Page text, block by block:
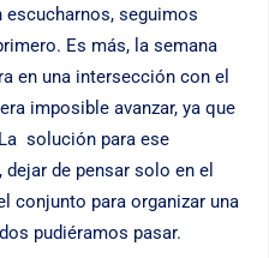
escucharnos, seguimos
Es más, la semana
en una intersección con el
imposible avanzar, ya que
solución para ese
de pensar solo en el
conjunto para organizar una
pudiéramos pasar.